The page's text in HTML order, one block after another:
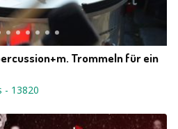
Trommeln für ein
- 13820